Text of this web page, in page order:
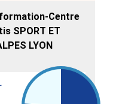
Centre
SPORT ET
LYON